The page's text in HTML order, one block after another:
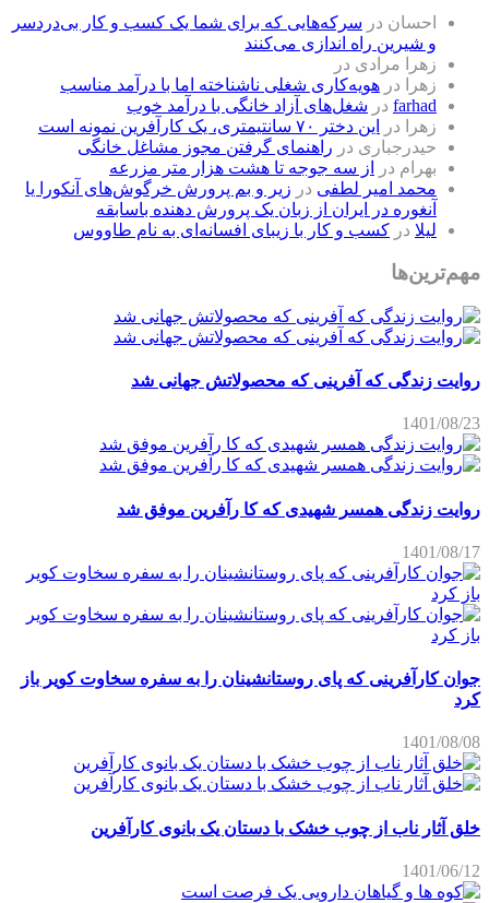
احسان در سرکه‌هایی که برای شما یک کسب و کار بی‌دردسر
و شیرین راه اندازی می‌کنند
زهرا مرادی در
زهرا
در هویه‌کاری شغلی ناشناخته اما با درآمد مناسب
farhad در شغل‌های آزاد خانگی با درآمد خوب
زهرا
در
این دختر ۷۰ سانتیمتری، یک کارآفرین نمونه است
حیدرجباری در راهنمای گرفتن مجوز مشاغل خانگی
بهرام در
از سه جوجه تا هشت هزار متر مزرعه
محمد امیر لطفی در زیر و بم پرورش خرگوش‌های آنکورا یا
آنغوره در ایران از زبان یک پرورش دهنده باسابقه
لیلا در کسب و کار با زیبای افسانه‌ای به نام طاووس
مهم‌ترین‌ها
روایت زندگی که آفرینی که محصولاتش جهانی شد
1401/08/23
روایت زندگی همسر شهیدی که کا رآفرین موفق شد
1401/08/17
جوان کارآفرینی که پای روستانشینان را به سفره سخاوت کویر باز
کرد
1401/08/08
خلق آثار ناب از چوب خشک با دستان یک بانوی کارآفرین
1401/06/12